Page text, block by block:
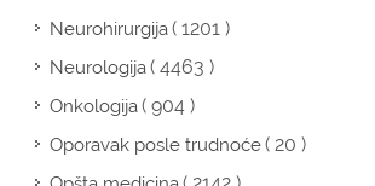
Neurohirurgija( 1201 )
Neurologija( 4463 )
Onkologija( 904 )
Oporavak posle trudnoće( 20 )